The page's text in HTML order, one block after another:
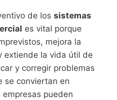
de los sistemas
es vital porque
mejora la
extiende la vida útil de
y corregir problemas
se conviertan en
pueden